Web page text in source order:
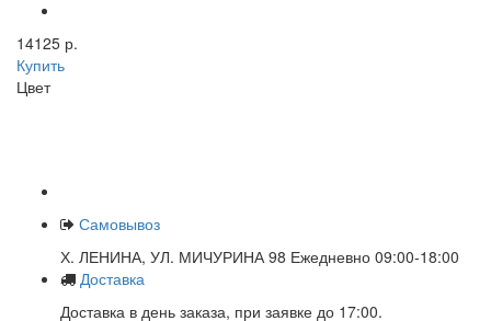
14125 р.
Купить
Цвет
Самовывоз
Х. ЛЕНИНА, УЛ. МИЧУРИНА 98 Ежедневно 09:00-18:00
Доставка
Доставка в день заказа, при заявке до 17:00.